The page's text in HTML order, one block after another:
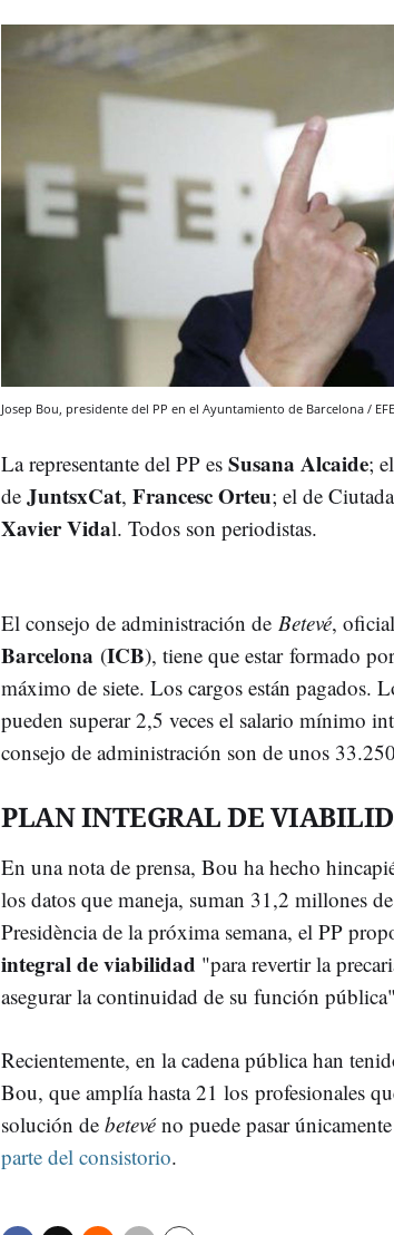
Josep Bou, presidente del PP en el Ayuntamiento de Barcelona / EFE
La representante del PP es Susana Alcaide;
de JuntsxCat, Francesc Orteu; el de
Xavier Vidal. Todos son periodistas.
El consejo de administración de Betevé,
Barcelona (ICB), tiene que estar formado
máximo de siete. Los cargos están pagados.
pueden superar 2,5 veces el salario mínimo
consejo de administración son de unos
PLAN INTEGRAL DE
En una nota de prensa, Bou ha hecho
los datos que maneja, suman 31,2 millones
Presidència de la próxima semana, el PP
integral de viabilidad "para revertir la
asegurar la continuidad de su función
Recientemente, en la cadena pública han
Bou, que amplía hasta 21 los profesionales
solución de betevéno puede pasar
parte del consistorio.